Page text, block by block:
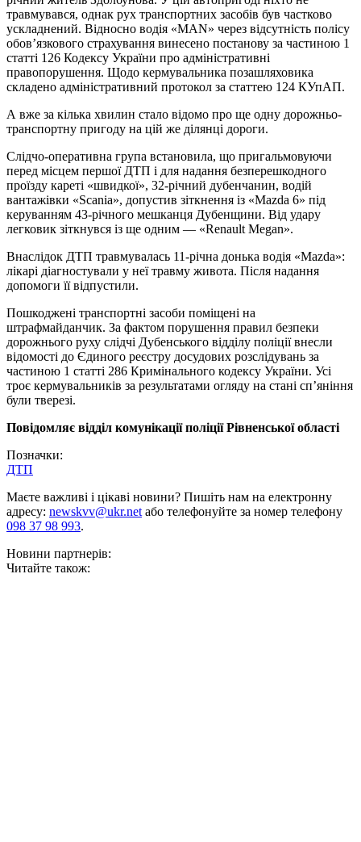
травмувався, однак рух транспортних засобів був частково
ускладнений. Відносно водія «MAN» через відсутність полісу
обов’язкового страхування винесено постанову за частиною 1
статті 126 Кодексу України про адміністративні
правопорушення. Щодо кермувальника позашляховика
складено адміністративний протокол за статтею 124 КУпАП.
А вже за кілька хвилин стало відомо про ще одну дорожньо-
транспортну пригоду на цій же ділянці дороги.
Слідчо-оперативна група встановила, що пригальмовуючи
перед місцем першої ДТП і для надання безперешкодного
проїзду кареті «швидкої», 32-річний дубенчанин, водій
вантажівки «Scania», допустив зіткнення із «Mazda 6» під
керуванням 43-річного мешканця Дубенщини. Від удару
легковик зіткнувся із ще одним — «Renault Megan».
Внаслідок ДТП травмувалась 11-річна донька водія «Mazda»:
лікарі діагностували у неї травму живота. Після надання
допомоги її відпустили.
Пошкоджені транспортні засоби поміщені на
штрафмайданчик. За фактом порушення правил безпеки
дорожнього руху слідчі Дубенського відділу поліції внесли
відомості до Єдиного реєстру досудових розслідувань за
частиною 1 статті 286 Кримінального кодексу України. Усі
троє кермувальників за результатами огляду на стані сп’яніння
були тверезі.
Повідомляє відділ комунікації поліції Рівненської області
Позначки:
ДТП
Маєте важливі і цікаві новини? Пишіть нам на електронну
адресу: newskvv@ukr.netабо телефонуйте за номер телефону
098 37 98 993.
Новини партнерів:
Читайте також: